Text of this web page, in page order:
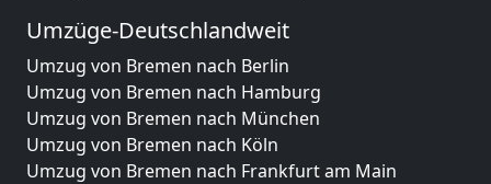
Umzüge-Deutschlandweit
Umzug von Bremen nach Berlin
Umzug von Bremen nach Hamburg
Umzug von Bremen nach München
Umzug von Bremen nach Köln
Umzug von Bremen nach Frankfurt am Main